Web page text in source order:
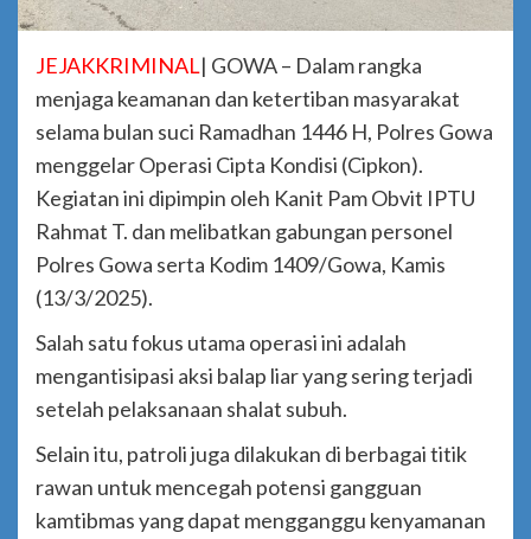
JEJAKKRIMINAL| GOWA – Dalam rangka
menjaga keamanan dan ketertiban masyarakat
selama bulan suci Ramadhan 1446 H, Polres Gowa
menggelar Operasi Cipta Kondisi (Cipkon).
Kegiatan ini dipimpin oleh Kanit Pam Obvit IPTU
Rahmat T. dan melibatkan gabungan personel
Polres Gowa serta Kodim 1409/Gowa, Kamis
(13/3/2025).
Salah satu fokus utama operasi ini adalah
mengantisipasi aksi balap liar yang sering terjadi
setelah pelaksanaan shalat subuh.
Selain itu, patroli juga dilakukan di berbagai titik
rawan untuk mencegah potensi gangguan
kamtibmas yang dapat mengganggu kenyamanan